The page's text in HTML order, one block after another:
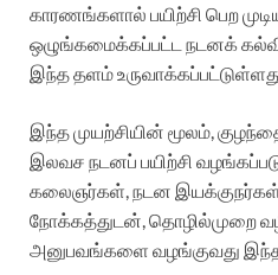
காரணங்களால் பயிற்சி பெற
ஒழுங்கமைக்கப்பட்ட நடனக்
இந்த தளம்
இந்த முயற்சியின் மூலம்,
இலவச நடனப் பயிற்சி
கலைஞர்கள், நடன இயக்குநர்கள்
நோக்கத்துடன், தொழில்முறை
அனுபவங்களை வழங்குவது